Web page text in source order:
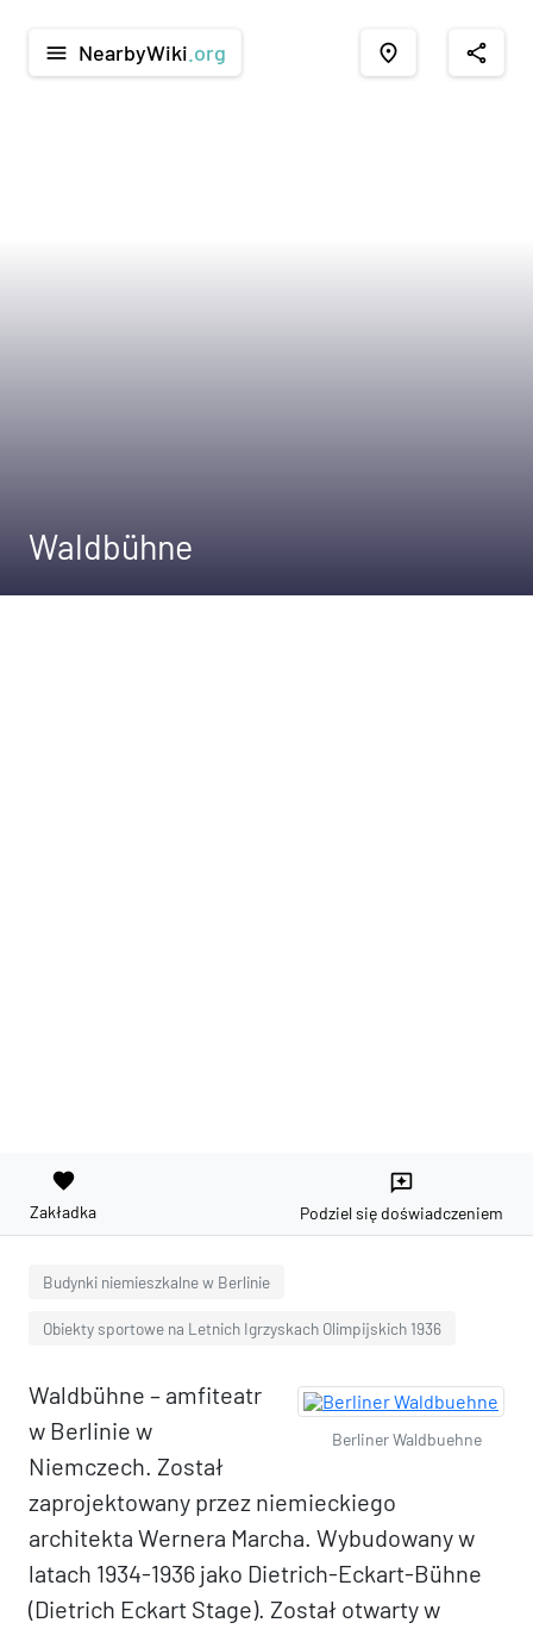
menu NearbyWiki .org place share
Waldbühne
favorite
Zakładka
reviews
Podziel się doświadczeniem
Budynki niemieszkalne w Berlinie
Obiekty sportowe na Letnich Igrzyskach Olimpijskich 1936
Berliner Waldbuehne
Waldbühne – amfiteatr
w Berlinie w
Niemczech. Został
zaprojektowany przez niemieckiego
architekta Wernera Marcha. Wybudowany w
latach 1934-1936 jako Dietrich-Eckart-Bühne
(Dietrich Eckart Stage). Został otwarty w